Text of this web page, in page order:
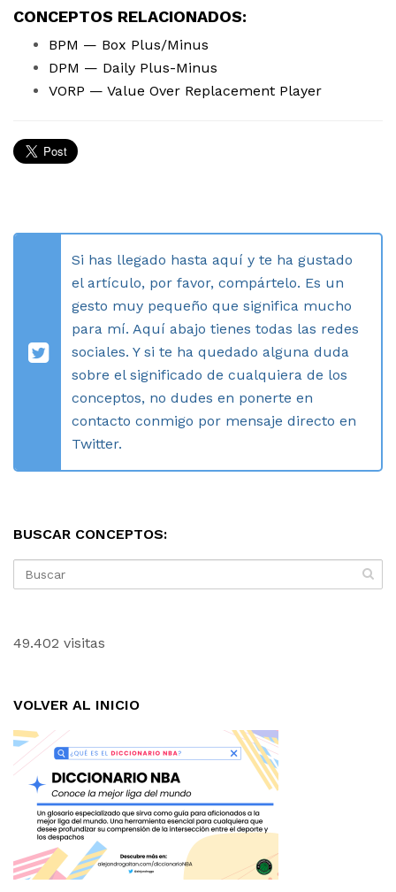
CONCEPTOS RELACIONADOS:
BPM — Box Plus/Minus
DPM — Daily Plus-Minus
VORP — Value Over Replacement Player
Si has llegado hasta aquí y te ha gustado
el artículo, por favor, compártelo. Es un
gesto muy pequeño que significa mucho
para mí. Aquí abajo tienes todas las redes
sociales. Y si te ha quedado alguna duda
sobre el significado de cualquiera de los
conceptos, no dudes en ponerte en
contacto conmigo por mensaje directo en
Twitter.
BUSCAR CONCEPTOS:
49.402 visitas
VOLVER AL INICIO